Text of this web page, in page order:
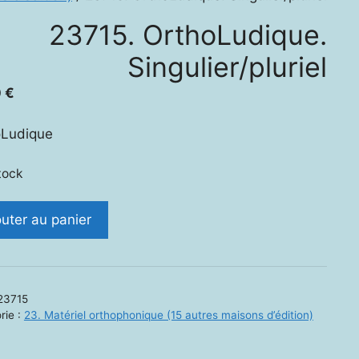
23715. OrthoLudique.
Singulier/pluriel
€
au panier
: 23. Matériel orthophonique (15 autres maisons d’édition)